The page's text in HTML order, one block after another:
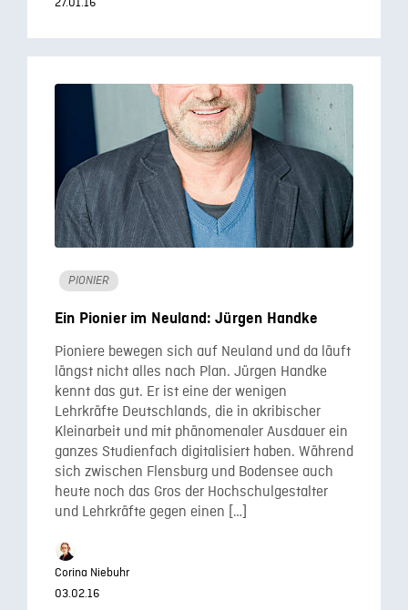
27.01.16
PIONIER
Ein Pionier im Neuland: Jürgen Handke
Pioniere bewegen sich auf Neuland und da läuft
längst nicht alles nach Plan. Jürgen Handke
kennt das gut. Er ist eine der wenigen
Lehrkräfte Deutschlands, die in akribischer
Kleinarbeit und mit phänomenaler Ausdauer ein
ganzes Studienfach digitalisiert haben. Während
sich zwischen Flensburg und Bodensee auch
heute noch das Gros der Hochschulgestalter
und Lehrkräfte gegen einen […]
Corina Niebuhr
03.02.16